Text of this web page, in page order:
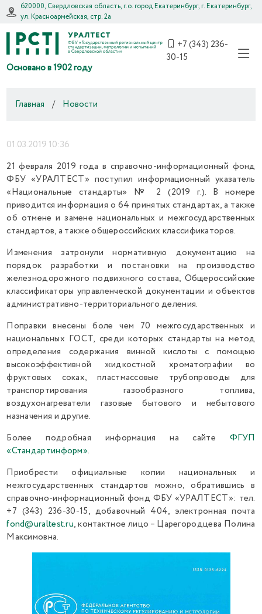
620000, Свердловская область, г.о. город Екатеринбург, г. Екатеринбург,
ул. Красноармейская, стр. 2а
Основано в 1902 году
+7 (343) 236-
30-15
Главная / Новости
01.03.2019 10:36
21 февраля 2019 года в справочно-информационный фонд
ФБУ «УРАЛТЕСТ» поступил информационный указатель
«Национальные стандарты» № 2 (2019 г.). В номере
приводится информация о 64 принятых стандартах, а также
об отмене и замене национальных и межгосударственных
стандартов, а также общероссийских классификаторов.
Изменения затронули нормативную документацию на
порядок разработки и постановки на производство
железнодорожного подвижного состава, Общероссийские
классификаторы управленческой документации и объектов
административно-территориального деления.
Поправки внесены боле чем 70 межгосударственных и
национальных ГОСТ, среди которых стандарты на метод
определения содержания винной кислоты с помощью
высокоэффективной жидкостной хроматографии во
фруктовых соках, пластмассовые трубопроводы для
транспортирования газообразного топлива,
воздухонагреватели газовые бытового и небытового
назначения и другие.
Более подробная информация на сайте ФГУП
«Стандартинформ».
Приобрести официальные копии национальных и
межгосударственных стандартов можно, обратившись в
справочно-информационный фонд ФБУ «УРАЛТЕСТ»: тел.
+7 (343) 236-30-15, добавочный 404, электронная почта
fond@uraltest.ru, контактное лицо – Царегородцева Полина
Максимовна.